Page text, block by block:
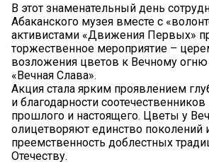
В этот знаменательный день
Абаканского музея вместе с
активистами «Движения Первых»
торжественное мероприятие –
возложения цветов к Вечному
«Вечная Слава».
Акция стала ярким проявлением
и благодарности
прошлого и настоящего. Цветы у
олицетворяют единство поколений
преемственность доблестных
Отечеству.